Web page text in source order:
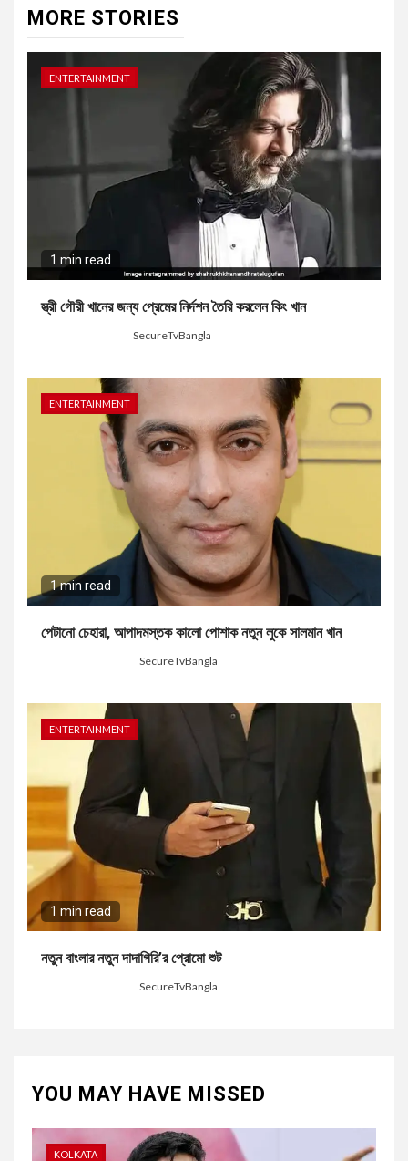
MORE STORIES
ENTERTAINMENT
1 min read
স্ত্রী গৌরী খানের জন্য প্রেমের নির্দশন তৈরি করলেন কিং খান
SecureTvBangla
ENTERTAINMENT
1 min read
পেটানো চেহারা, আপাদমস্তক কালো পোশাক নতুন লুকে সালমান খান
SecureTvBangla
ENTERTAINMENT
1 min read
নতুন বাংলার নতুন দাদাগিরি’র প্রোমো শুট
SecureTvBangla
YOU MAY HAVE MISSED
KOLKATA